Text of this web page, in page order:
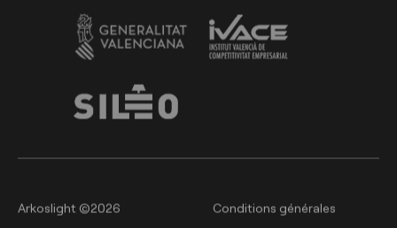
Arkoslight ©2026 Conditions générales